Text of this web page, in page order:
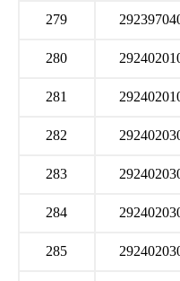
279
280
281
282
283
284
285